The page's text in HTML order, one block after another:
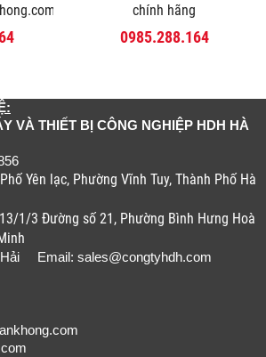
chính hãng
0985.288.164
VÀ THIẾT BỊ CÔNG NGHIỆP HDH HÀ
Yên lạc, Phường Vĩnh Tuy, Thành Phố Hà
13/1/3 Đường số 21, Phường Bình Hưng Hoà
Email: sales@congtyhdh.com